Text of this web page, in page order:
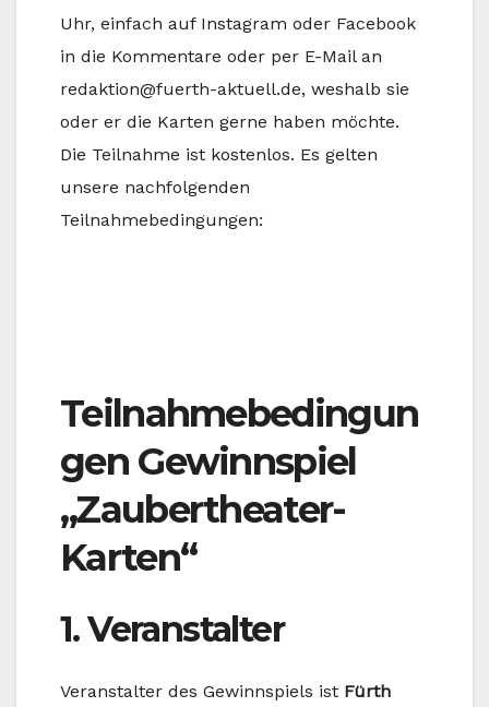
Uhr, einfach auf Instagram oder Facebook
in die Kommentare oder per E-Mail an
redaktion@fuerth-aktuell.de, weshalb sie
oder er die Karten gerne haben möchte.
Die Teilnahme ist kostenlos. Es gelten
unsere nachfolgenden
Teilnahmebedingungen:
Teilnahmebedingun
gen Gewinnspiel
„Zaubertheater-
Karten“
1. Veranstalter
Veranstalter des Gewinnspiels ist Fürth